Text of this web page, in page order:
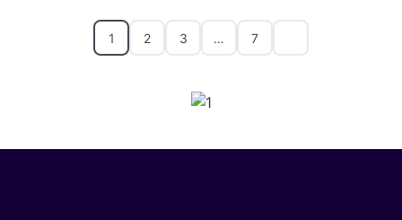
1 2 3 … 7